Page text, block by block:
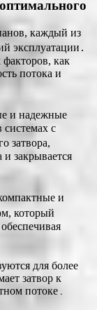
каждый из
эксплуатации․
как
потока и
и надежные
с
затвора,
закрывается
и
который
для более
затвор к
потоке․